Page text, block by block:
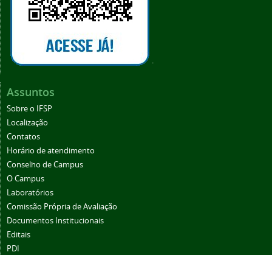
.
Assuntos
Sobre o IFSP
Localização
Contatos
Horário de atendimento
Conselho de Campus
O Campus
Laboratórios
Comissão Própria de Avaliação
Documentos Institucionais
Editais
PDI